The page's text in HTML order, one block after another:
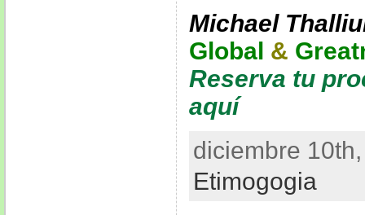
Michael
Global &
Reserva tu
aquí
diciembre
Etimogogia